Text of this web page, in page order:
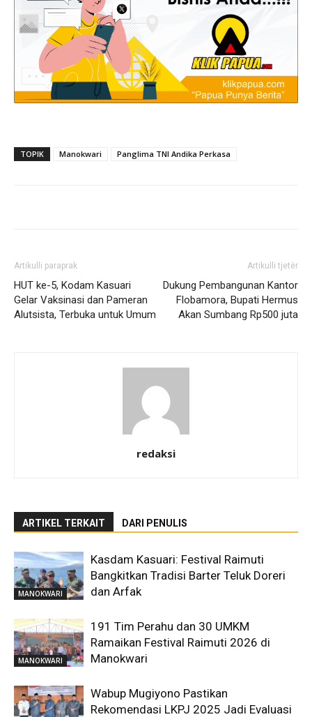
TOPIK Manokwari Panglima TNI Andika Perkasa
Artikulli paraprak
HUT ke-5, Kodam Kasuari
Gelar Vaksinasi dan Pameran
Alutsista, Terbuka untuk Umum
Artikulli tjetër
Dukung Pembangunan Kantor
Flobamora, Bupati Hermus
Akan Sumbang Rp500 juta
redaksi
ARTIKEL TERKAIT DARI PENULIS
MANOKWARI
Kasdam Kasuari: Festival Raimuti
Bangkitkan Tradisi Barter Teluk Doreri
dan Arfak
MANOKWARI
191 Tim Perahu dan 30 UMKM
Ramaikan Festival Raimuti 2026 di
Manokwari
Wabup Mugiyono Pastikan
Rekomendasi LKPJ 2025 Jadi Evaluasi